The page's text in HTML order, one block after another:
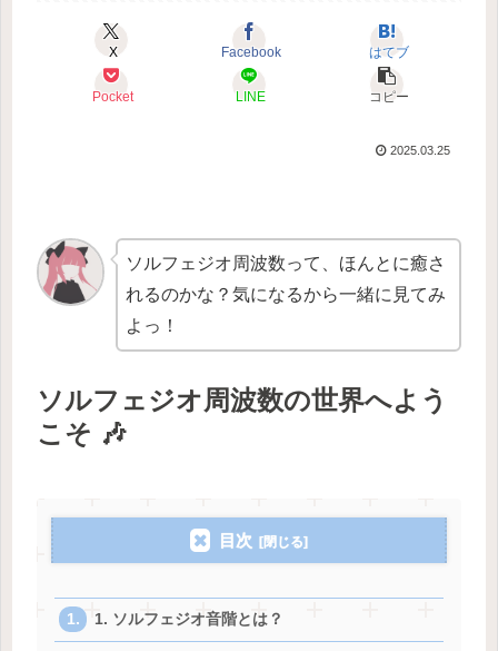
X Facebook はてブ
Pocket LINE コピー
2025.03.25
ソルフェジオ周波数って、ほんとに癒さ
れるのかな？気になるから一緒に見てみ
よっ！
ソルフェジオ周波数の世界へよう
こそ 🎶
目次
1. ソルフェジオ音階とは？